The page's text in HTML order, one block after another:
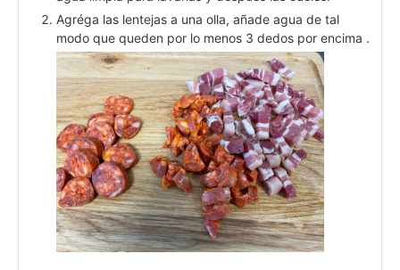
Agréga las lentejas a una olla, añade agua de tal
modo que queden por lo menos 3 dedos por encima .